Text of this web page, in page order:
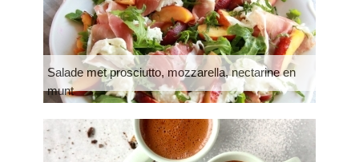
Salade met prosciutto, mozzarella, nectarine en
munt